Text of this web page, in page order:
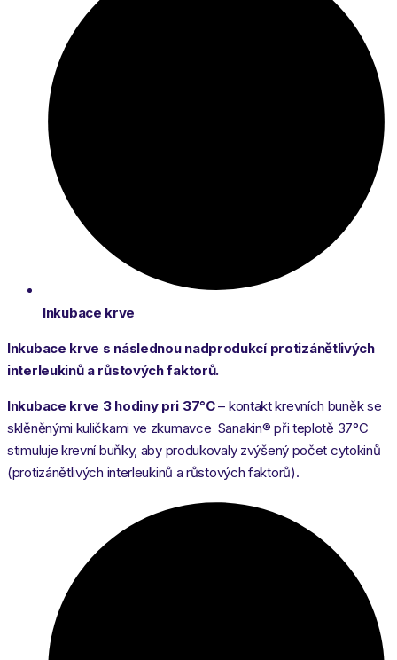
Inkubace krve
Inkubace krve s následnou nadprodukcí protizánětlivých
interleukinů a růstových faktorů.
Inkubace krve 3 hodiny pri 37°C– kontakt krevních buněk se
sklěněnými kuličkami ve zkumavce Sanakin® při teplotě 37°C
stimuluje krevní buňky, aby produkovaly zvýšený počet cytokinů
(protizánětlivých interleukinů a růstových faktorů).